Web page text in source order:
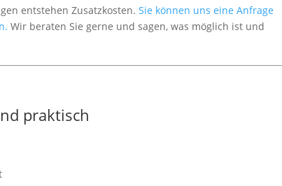
entstehen Zusatzkosten.Sie können uns eine Anfrage
Wir beraten Sie gerne und sagen, was möglich ist und
praktisch